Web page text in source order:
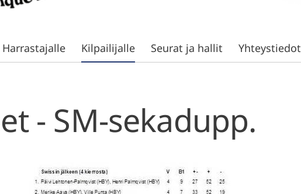
Harrastajalle Kilpailijalle Seurat ja hallit Yhteystiedot
- SM-sekadupp.